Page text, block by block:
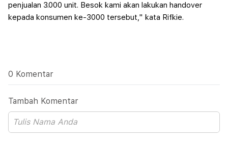
penjualan 3.000 unit. Besok kami akan lakukan handover
kepada konsumen ke-3000 tersebut," kata Rifkie.
0 Komentar
Tambah Komentar